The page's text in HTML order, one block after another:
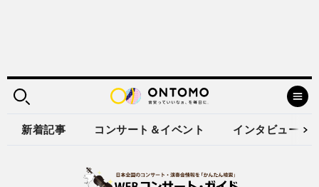
新着記事 コンサート＆イベント インタビュー